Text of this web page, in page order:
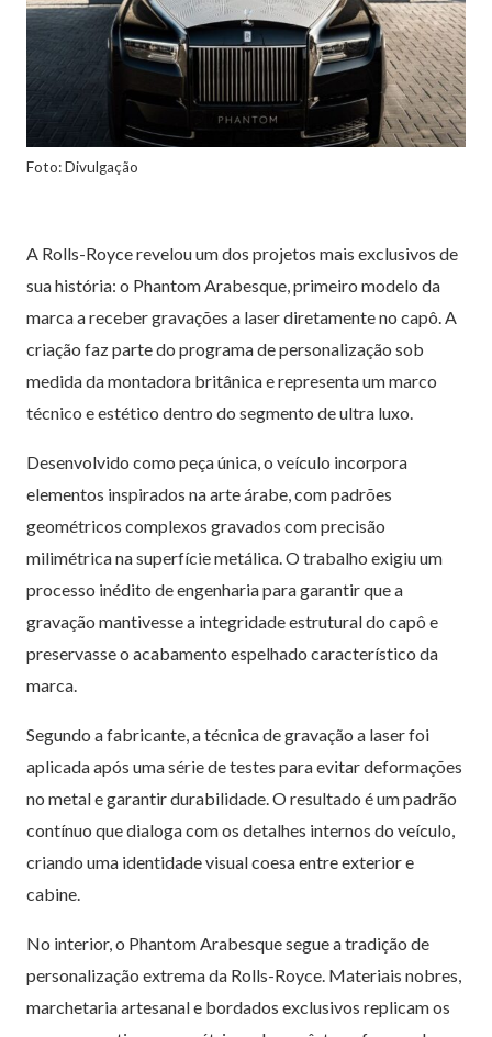
Foto: Divulgação
A Rolls-Royce revelou um dos projetos mais exclusivos de
sua história: o Phantom Arabesque, primeiro modelo da
marca a receber gravações a laser diretamente no capô. A
criação faz parte do programa de personalização sob
medida da montadora britânica e representa um marco
técnico e estético dentro do segmento de ultra luxo.
Desenvolvido como peça única, o veículo incorpora
elementos inspirados na arte árabe, com padrões
geométricos complexos gravados com precisão
milimétrica na superfície metálica. O trabalho exigiu um
processo inédito de engenharia para garantir que a
gravação mantivesse a integridade estrutural do capô e
preservasse o acabamento espelhado característico da
marca.
Segundo a fabricante, a técnica de gravação a laser foi
aplicada após uma série de testes para evitar deformações
no metal e garantir durabilidade. O resultado é um padrão
contínuo que dialoga com os detalhes internos do veículo,
criando uma identidade visual coesa entre exterior e
cabine.
No interior, o Phantom Arabesque segue a tradição de
personalização extrema da Rolls-Royce. Materiais nobres,
marchetaria artesanal e bordados exclusivos replicam os